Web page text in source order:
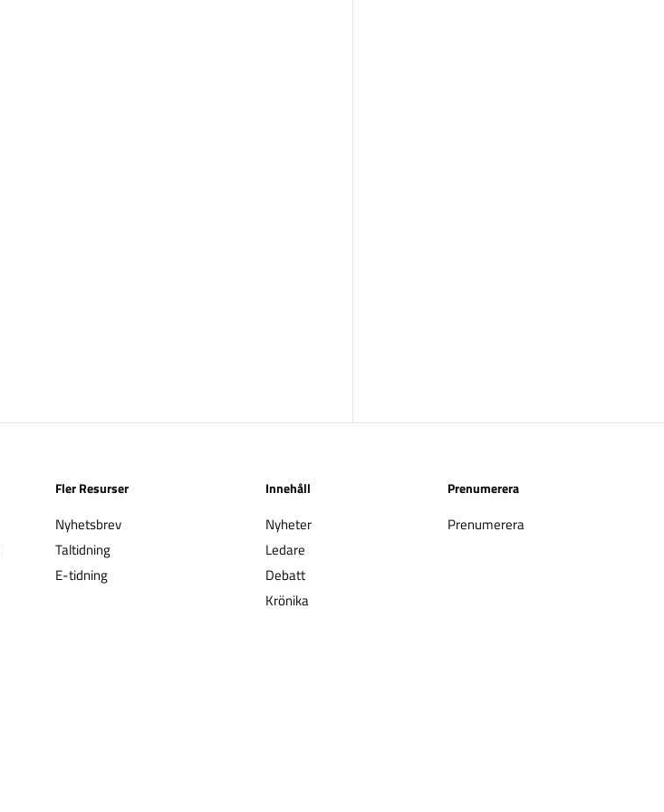
Fler Resurser
Nyhetsbrev
Taltidning
E-tidning
Innehåll
Nyheter
Ledare
Debatt
Krönika
Prenumerera
Prenumerera